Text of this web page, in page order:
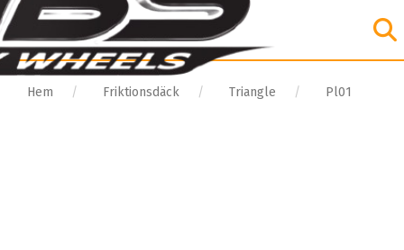
Hem Friktionsdäck Triangle Pl01